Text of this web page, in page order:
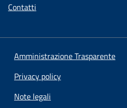
Contatti
Amministrazione Trasparente
Privacy policy
Note legali